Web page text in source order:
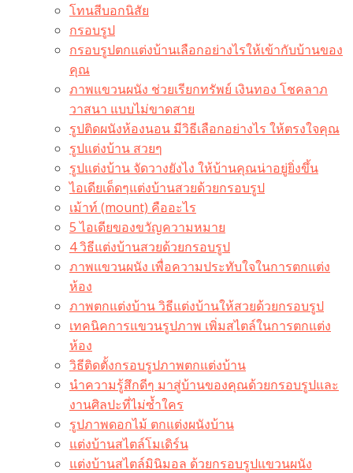
โทนสีบอกนิสัย
กรอบรูป
กรอบรูปตกแต่งบ้านเลือกอย่างไรให้เข้ากับบ้านของ
คุณ
ภาพแขวนผนัง ช่วยเรียกทรัพย์ เงินทอง โชคลาภ
วาสนา แบบไม่ขาดสาย
รูปติดผนังห้องนอน มีวิธีเลือกอย่างไร ให้ตรงใจคุณ
รูปแต่งบ้าน สวยๆ
รูปแต่งบ้าน จัดวางยังไง ให้บ้านคุณน่าอยู่ยิ่งขึ้น
ไอเดียเด็ดๆแต่งบ้านสวยด้วยกรอบรูป
เม้าท์ (mount) คืออะไร​
5 ไอเดียของขวัญความหมาย
4 วิธีแต่งบ้านสวยด้วยกรอบรูป
ภาพแขวนผนัง เพื่อความประทับใจในการตกแต่ง
ห้อง
ภาพตกแต่งบ้าน วิธีแต่งบ้านให้สวยด้วยกรอบรูป
เทคนิคการแขวนรูปภาพ เพิ่มสไตล์ในการตกแต่ง
ห้อง
วิธีติดตั้งกรอบรูปภาพตกแต่งบ้าน
นำความรู้สึกดีๆ มาสู่บ้านของคุณด้วยกรอบรูปและ
งานศิลปะที่ไม่ซ้ำใคร
รูปภาพดอกไม้ ตกแต่งผนังบ้าน
แต่งบ้านสไตล์โมเดิร์น
แต่งบ้านสไตล์มินิมอล ด้วยกรอบรูปแขวนผนัง